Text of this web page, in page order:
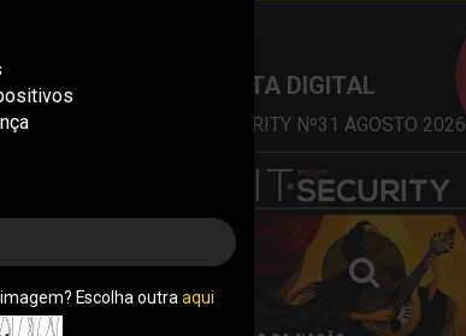
em
REVISTA DIGITAL
IT SECURITY Nº31 AGOSTO 2026
Escolha outraaqui